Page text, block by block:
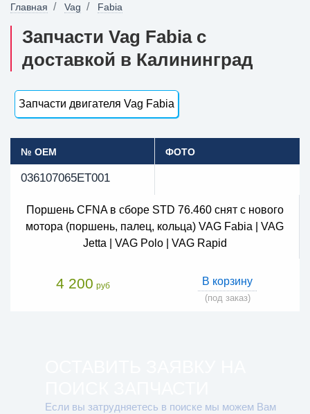
Главная Vag Fabia
Запчасти Vag Fabia с
доставкой в Калининград
Запчасти двигателя Vag Fabia
№ OEM ФОТО
036107065ET001
Поршень CFNA в сборе STD 76.460 снят с нового
мотора (поршень, палец, кольца) VAG Fabia | VAG
Jetta | VAG Polo | VAG Rapid
4 200 руб В корзину
(под заказ)
Если вы затрудняетесь в поиске мы можем Вам